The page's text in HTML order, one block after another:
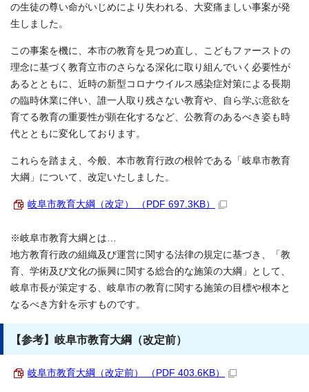
の生徒の尊い命がいじめにより失われる、大変痛ましい事案が発
生しました。
この事案を機に、本市の教育を見つめ直し、こどもファーストの
理念に基づく教育立市のさらなる深化に取り組んでいく必要性が
あるとともに、近時の新型コロナウイルス感染症対策による長期
の臨時休業に伴い、誰一人取り残さない教育や、自ら学ぶ意欲を
育てる教育の重要性が顕在化するなど、公教育のあるべき姿も時
代とともに変化しております。
これらを踏まえ、今般、本市教育行政の根幹である「岐阜市教育
大綱」について、改定いたしました。
岐阜市教育大綱（改定） （PDF 697.3KB）
※岐阜市教育大綱とは…
地方教育行政の組織及び運営に関する法律の規定に基づき、「教
育、学術及び文化の振興に関する総合的な施策の大綱」として、
岐阜市長が策定する、岐阜市の教育に関する施策の目標や根本と
なるべき方針を示すものです。
【参考】岐阜市教育大綱（改定前）
岐阜市教育大綱（改定前） （PDF 403.6KB）